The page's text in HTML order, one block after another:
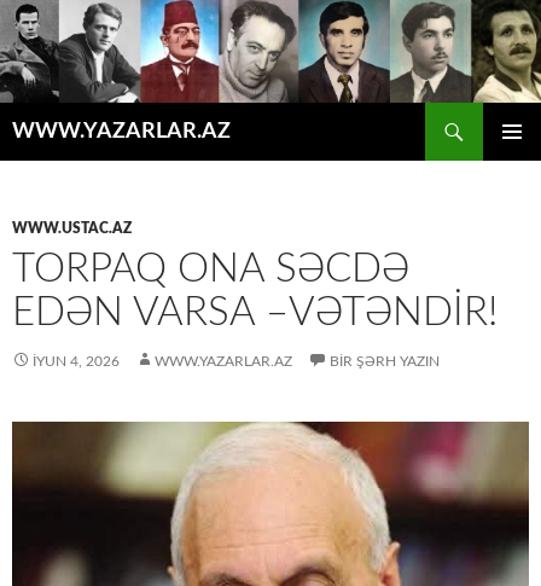
WWW.YAZARLAR.AZ
WWW.USTAC.AZ
TORPAQ ONA SƏCDƏ
EDƏN VARSA –VƏTƏNDIR!
İYUN 4, 2026 WWW.YAZARLAR.AZ BIR ŞƏRH YAZIN